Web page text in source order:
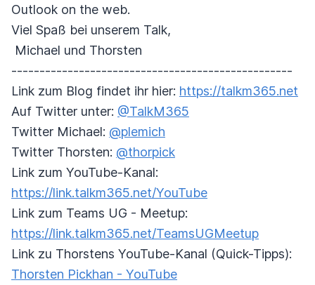
Outlook on the web.
Viel Spaß bei unserem Talk,
Michael und Thorsten
--------------------------------------------------
Link zum Blog findet ihr hier: https://talkm365.net
Auf Twitter unter: @TalkM365
Twitter Michael: @plemich
Twitter Thorsten: @thorpick
Link zum YouTube-Kanal:
https://link.talkm365.net/YouTube
Link zum Teams UG - Meetup:
https://link.talkm365.net/TeamsUGMeetup
Link zu Thorstens YouTube-Kanal (Quick-Tipps):
Thorsten Pickhan - YouTube